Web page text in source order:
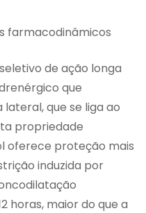
farmacodinâmicos
de ação longa
que
que se liga ao
propriedade
oferece proteção mais
induzida por
horas, maior do que a